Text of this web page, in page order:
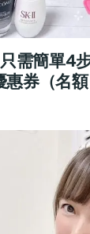
需簡單4
券（名額